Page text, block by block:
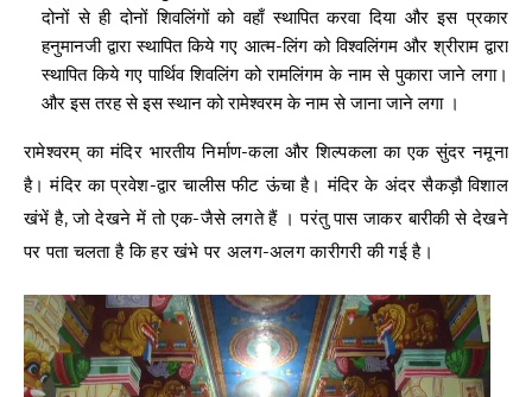
दोनों से ही दोनों शिवलिंगों को वहाँ स्थापित करवा दिया और इस प्रकार
हनुमानजी द्वारा स्थापित किये गए आत्म-लिंग को विश्वलिंगम और श्रीराम द्वारा
स्थापित किये गए पार्थिव शिवलिंग को रामलिंगम के नाम से पुकारा जाने लगा।
और इस तरह से इस स्थान को रामेश्वरम के नाम से जाना जाने लगा ।
रामेश्वरम् का मंदिर भारतीय निर्माण-कला और शिल्पकला का एक सुंदर नमूना
है। मंदिर का प्रवेश-द्वार चालीस फीट ऊंचा है। मंदिर के अंदर सैकड़ौ विशाल
खंभें है, जो देखने में तो एक-जैसे लगते हैं । परंतु पास जाकर बारीकी से देखने
पर पता चलता है कि हर खंभे पर अलग-अलग कारीगरी की गई है।